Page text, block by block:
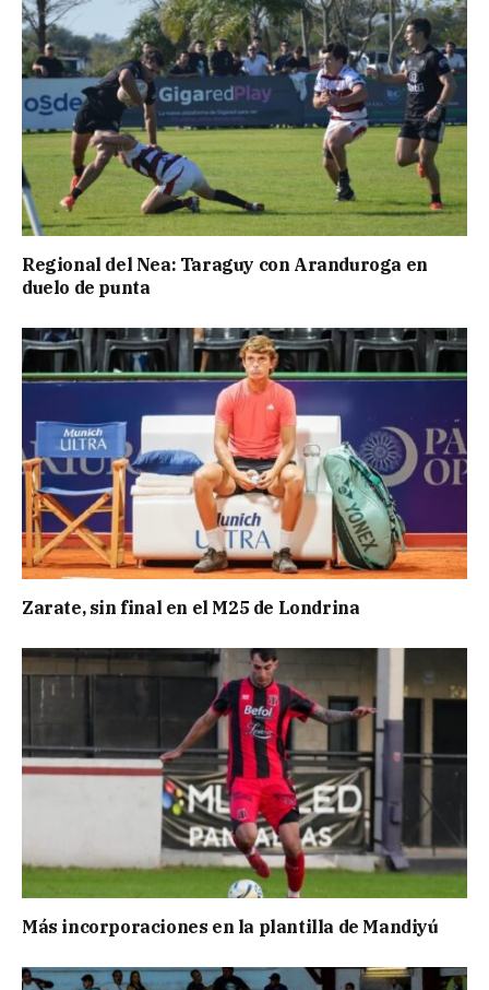
Regional del Nea: Taraguy con Aranduroga en
duelo de punta
Zarate, sin final en el M25 de Londrina
Más incorporaciones en la plantilla de Mandiyú